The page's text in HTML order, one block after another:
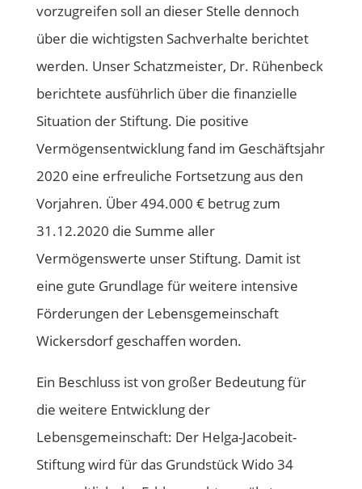
vorzugreifen soll an dieser Stelle dennoch
über die wichtigsten Sachverhalte berichtet
werden. Unser Schatzmeister, Dr. Rühenbeck
berichtete ausführlich über die finanzielle
Situation der Stiftung. Die positive
Vermögensentwicklung fand im Geschäftsjahr
2020 eine erfreuliche Fortsetzung aus den
Vorjahren. Über 494.000 € betrug zum
31.12.2020 die Summe aller
Vermögenswerte unser Stiftung. Damit ist
eine gute Grundlage für weitere intensive
Förderungen der Lebensgemeinschaft
Wickersdorf geschaffen worden.
Ein Beschluss ist von großer Bedeutung für
die weitere Entwicklung der
Lebensgemeinschaft: Der Helga-Jacobeit-
Stiftung wird für das Grundstück Wido 34